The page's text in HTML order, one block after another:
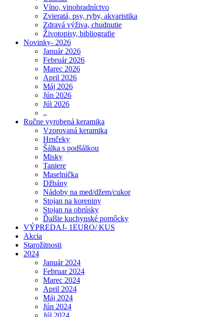
Víno, vinohradníctvo
Zvieratá, psy, ryby, akvaristika
Zdravá výživa, chudnutie
Životopisy, bibliografie
Novinky- 2026
Január 2026
Február 2026
Marec 2026
April 2026
Máj 2026
Jún 2026
Júl 2026
,,
Ručne vyrobená keramika
Vzorovaná keramika
Hrnčeky
Šálka s podšálkou
Misky
Taniere
Maselnička
Džbány
Nádoby na med/džem/cukor
Stojan na koreniny
Stojan na obrúsky
Ďalšie kuchynské pomôcky
VÝPREDAJ- 1EURO/ KUS
Akcia
Starožitnosti
2024
Január 2024
Februar 2024
Marec 2024
April 2024
Máj 2024
Jún 2024
Júl 2024